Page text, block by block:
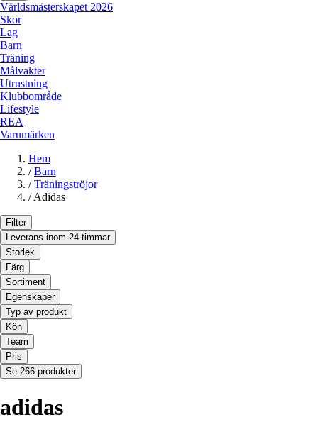
Världsmästerskapet 2026
Skor
Lag
Barn
Träning
Målvakter
Utrustning
Klubbområde
Lifestyle
REA
Varumärken
Hem
/ Barn
/ Träningströjor
/Adidas
Filter
Leverans inom 24 timmar
Storlek
Färg
Sortiment
Egenskaper
Typ av produkt
Kön
Team
Pris
Se 266 produkter
adidas